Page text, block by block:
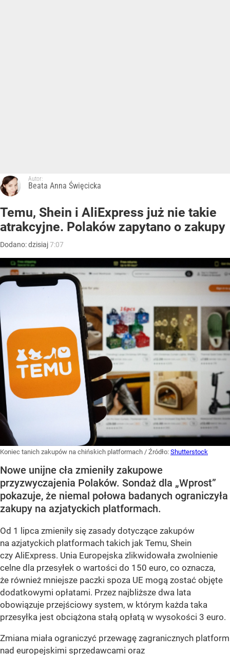
Autor:
Beata Anna Święcicka
Temu, Shein i AliExpress już nie takie
atrakcyjne. Polaków zapytano o zakupy
Dodano:dzisiaj7:07
Koniec tanich zakupów na chińskich platformach / Źródło: Shutterstock
Nowe unijne cła zmieniły zakupowe
przyzwyczajenia Polaków. Sondaż dla „Wprost”
pokazuje, że niemal połowa badanych ograniczyła
zakupy na azjatyckich platformach.
Od 1 lipca zmieniły się zasady dotyczące zakupów
na azjatyckich platformach takich jak Temu, Shein
czy AliExpress. Unia Europejska zlikwidowała zwolnienie
celne dla przesyłek o wartości do 150 euro, co oznacza,
że również mniejsze paczki spoza UE mogą zostać objęte
dodatkowymi opłatami. Przez najbliższe dwa lata
obowiązuje przejściowy system, w którym każda taka
przesyłka jest obciążona stałą opłatą w wysokości 3 euro.
Zmiana miała ograniczyć przewagę zagranicznych platform
nad europejskimi sprzedawcami oraz